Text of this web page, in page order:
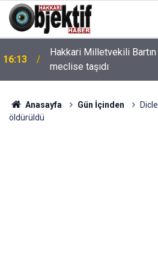
16:13
Hakkari Milletvekili
meclise taşıdı
Anasayfa Gün İçinden
öldürüldü